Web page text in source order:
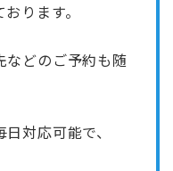
ります。
などのご予約も随
日対応可能で、